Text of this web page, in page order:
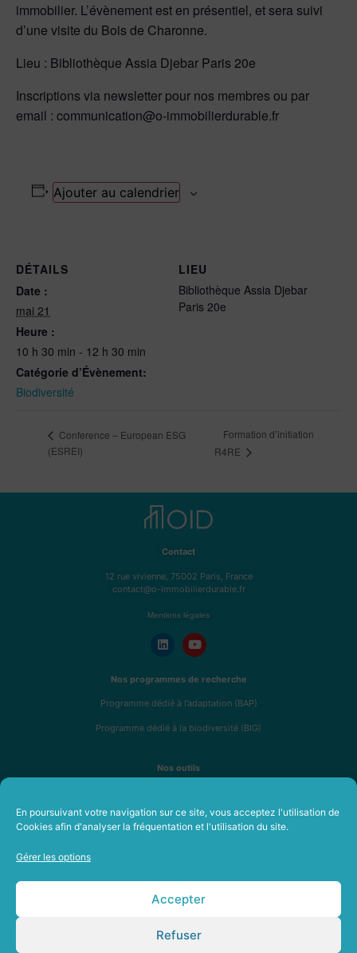
En poursuivant votre navigation sur ce site, vous acceptez l'utilisation de
Cookies afin d'analyser la fréquentation et l'utilisation du site.
Gérer les options
Accepter
Refuser
immobilier. L’évènement est en présentiel, et sera suivi
d’une visite du Bois de Charonne.
Lieu : Bibliothèque Assia Djebar Paris 20e
Inscriptions via newsletter pour nos membres ou par
email : communication@o-immobilierdurable.fr
Ajouter au calendrier
DÉTAILS
Date :
mai 21
Heure :
10 h 30 min - 12 h 30 min
Catégorie d’Évènement:
Biodiversité
LIEU
Bibliothèque Assia Djebar
Paris 20e
Conference – European ESG
(ESREI)
Formation d’initiation
R4RE
Contact
12 rue vivienne, 75002 Paris, France
contact@o-immobilierdurable.fr
Mentions légales
Nos programmes de recherche
Programme dédié à l’adaptation (BAP)
Programme dédié à la biodiversité (BIG)
Nos outils
Fresque de l’immobilier durable
Notre équipe
Recrutement